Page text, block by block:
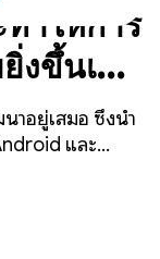
ำให้การ
งขึ้นเป็น
าอยู่เสมอ ซึ่งนำ
และ
ลายพันล้านคน
ละช่วยให้นัก
ย่างเต็มที่